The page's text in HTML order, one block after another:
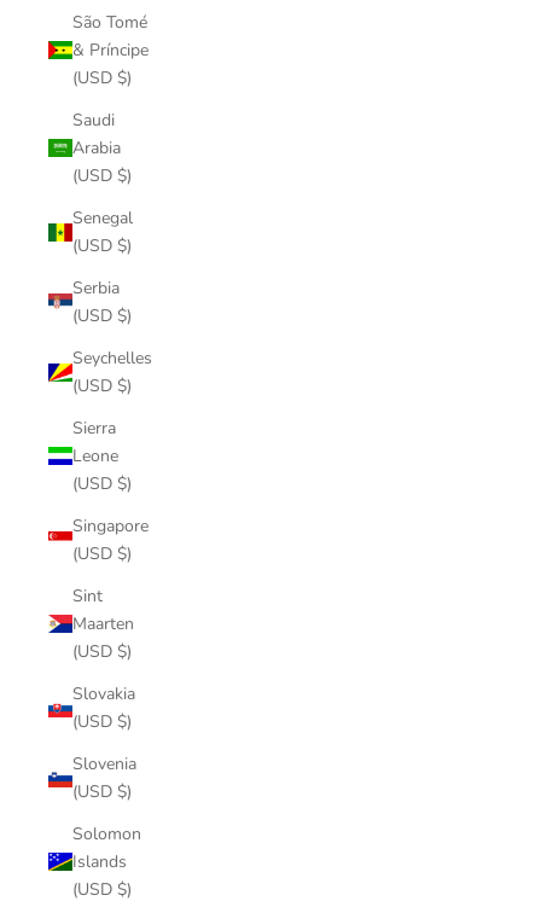
São Tomé
& Príncipe
(USD $)
Saudi
Arabia
(USD $)
Senegal
(USD $)
Serbia
(USD $)
Seychelles
(USD $)
Sierra
Leone
(USD $)
Singapore
(USD $)
Sint
Maarten
(USD $)
Slovakia
(USD $)
Slovenia
(USD $)
Solomon
Islands
(USD $)